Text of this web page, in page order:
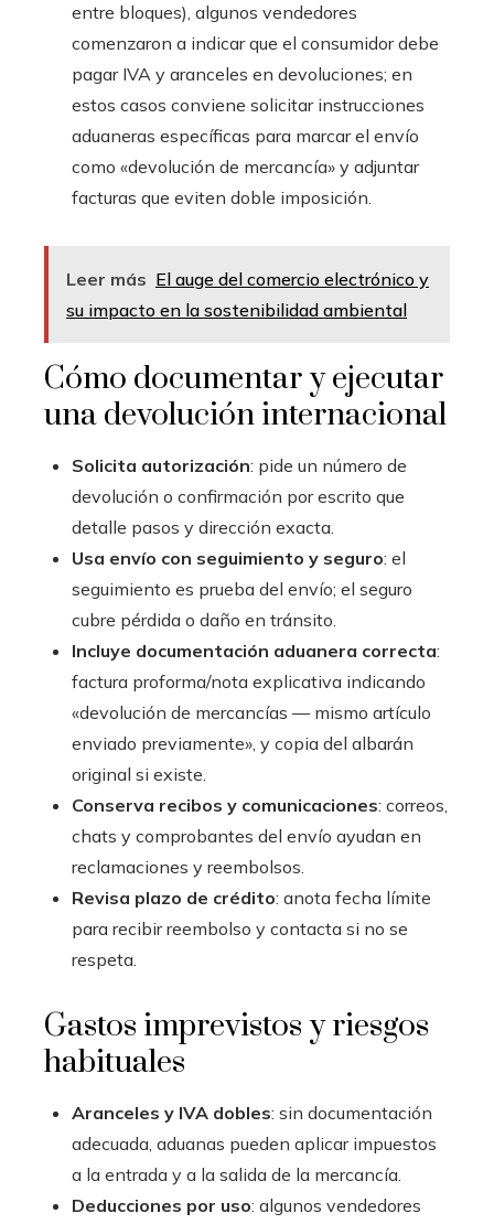
entre bloques), algunos vendedores
comenzaron a indicar que el consumidor debe
pagar IVA y aranceles en devoluciones; en
estos casos conviene solicitar instrucciones
aduaneras específicas para marcar el envío
como «devolución de mercancía» y adjuntar
facturas que eviten doble imposición.
Leer más El auge del comercio electrónico y
su impacto en la sostenibilidad ambiental
Cómo documentar y ejecutar
una devolución internacional
Solicita autorización: pide un número de
devolución o confirmación por escrito que
detalle pasos y dirección exacta.
Usa envío con seguimiento y seguro: el
seguimiento es prueba del envío; el seguro
cubre pérdida o daño en tránsito.
Incluye documentación aduanera correcta:
factura proforma/nota explicativa indicando
«devolución de mercancías — mismo artículo
enviado previamente», y copia del albarán
original si existe.
Conserva recibos y comunicaciones: correos,
chats y comprobantes del envío ayudan en
reclamaciones y reembolsos.
Revisa plazo de crédito: anota fecha límite
para recibir reembolso y contacta si no se
respeta.
Gastos imprevistos y riesgos
habituales
Aranceles y IVA dobles: sin documentación
adecuada, aduanas pueden aplicar impuestos
a la entrada y a la salida de la mercancía.
Deducciones por uso: algunos vendedores